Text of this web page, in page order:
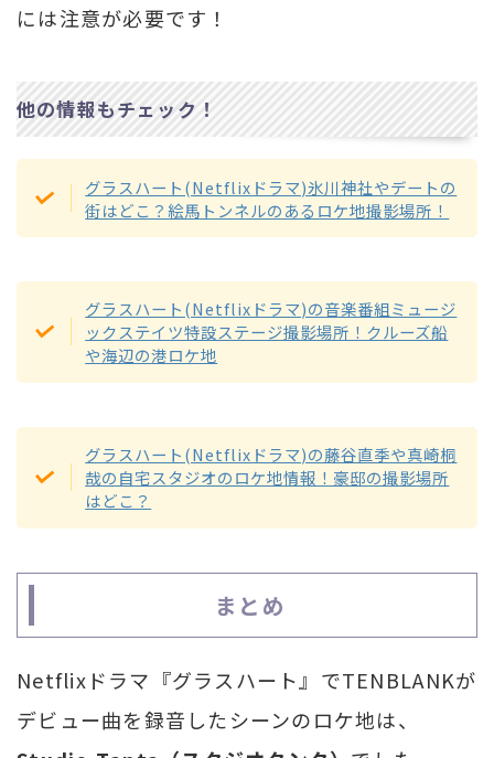
には注意が必要です！
他の情報もチェック！
グラスハート(Netflixドラマ)氷川神社やデートの
街はどこ？絵馬トンネルのあるロケ地撮影場所！
グラスハート(Netflixドラマ)の音楽番組ミュージ
ックステイツ特設ステージ撮影場所！クルーズ船
や海辺の港ロケ地
グラスハート(Netflixドラマ)の藤谷直季や真崎桐
哉の自宅スタジオのロケ地情報！豪邸の撮影場所
はどこ？
まとめ
Netflixドラマ『グラスハート』でTENBLANKが
デビュー曲を録音したシーンのロケ地は、